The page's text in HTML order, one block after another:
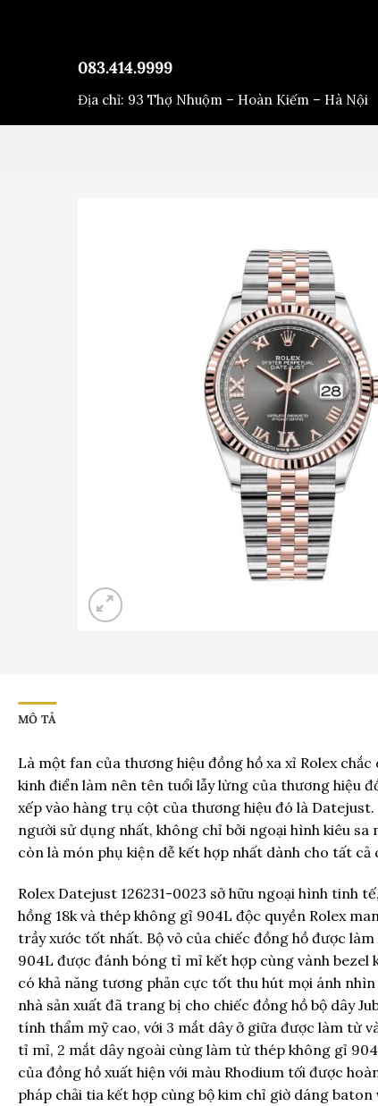
083.414.9999
Địa chỉ: 93 Thợ Nhuộm – Hoàn Kiếm – Hà Nội
MÔ TẢ
Là một fan của thương hiệu đồng hồ xa xỉ Rolex
kinh điển làm nên tên tuổi lẫy lừng của thương hiệu
xếp vào hàng trụ cột của thương hiệu đó là
người sử dụng nhất, không chỉ bởi ngoại hình kiêu
còn là món phụ kiện dễ kết hợp nhất dành cho tất cả
Rolex Datejust 126231-0023 sở hữu ngoại hình tinh
hồng 18k và thép không gỉ 904L độc quyền Rolex
trầy xước tốt nhất. Bộ vỏ của chiếc đồng hồ được
904L được đánh bóng tỉ mỉ kết hợp cùng vành bezel
có khả năng tương phản cực tốt thu hút mọi ánh
nhà sản xuất đã trang bị cho chiếc đồng hồ bộ dây
tính thẩm mỹ cao, với 3 mắt dây ở giữa được làm từ
tỉ mỉ, 2 mắt dây ngoài cùng làm từ thép không gỉ
của đồng hồ xuất hiện với màu Rhodium tối được
pháp chải tia kết hợp cùng bộ kim chỉ giờ dáng